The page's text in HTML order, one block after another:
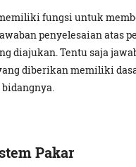
fungsi untuk
penyelesaian atas
diajukan. Tentu saja
diberikan memiliki
Pakar